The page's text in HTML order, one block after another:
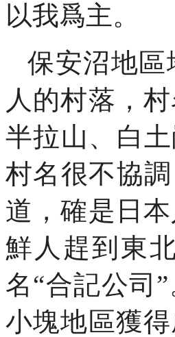
以我爲主。
保安沼地
人的村落，
半拉山、白
村名很不協
道，確是日
鮮人趕到東
名“合記公司
小塊地區獲